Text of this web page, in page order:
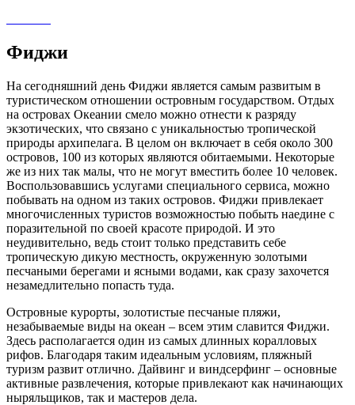
Фиджи
На сегодняшний день Фиджи является самым развитым в
туристическом отношении островным государством. Отдых
на островах Океании смело можно отнести к разряду
экзотических, что связано с уникальностью тропической
природы архипелага. В целом он включает в себя около 300
островов, 100 из которых являются обитаемыми. Некоторые
же из них так малы, что не могут вместить более 10 человек.
Воспользовавшись услугами специального сервиса, можно
побывать на одном из таких островов. Фиджи привлекает
многочисленных туристов возможностью побыть наедине с
поразительной по своей красоте природой. И это
неудивительно, ведь стоит только представить себе
тропическую дикую местность, окруженную золотыми
песчаными берегами и ясными водами, как сразу захочется
незамедлительно попасть туда.
Островные курорты, золотистые песчаные пляжи,
незабываемые виды на океан – всем этим славится Фиджи.
Здесь располагается один из самых длинных коралловых
рифов. Благодаря таким идеальным условиям, пляжный
туризм развит отлично. Дайвинг и виндсерфинг – основные
активные развлечения, которые привлекают как начинающих
ныряльщиков, так и мастеров дела.